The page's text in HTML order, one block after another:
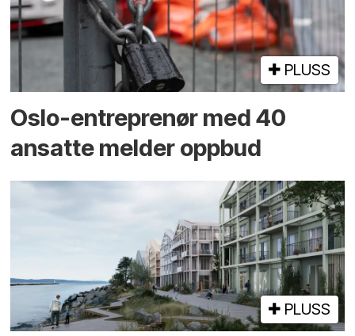
PLUSS
Oslo-entreprenør med 40
ansatte melder oppbud
PLUSS